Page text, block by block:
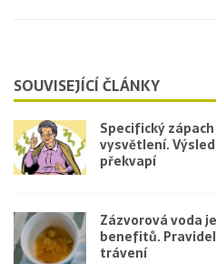
SOUVISEJÍCÍ ČLÁNKY
Specifický
vysvětlení.
překvapí
Zázvorová voda
benefitů.
trávení